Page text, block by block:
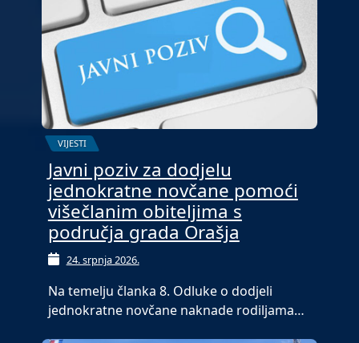
VIJESTI
Javni poziv za dodjelu
jednokratne novčane pomoći
višečlanim obiteljima s
područja grada Orašja
24. srpnja 2026.
Na temelju članka 8. Odluke o dodjeli
jednokratne novčane naknade rodiljama…